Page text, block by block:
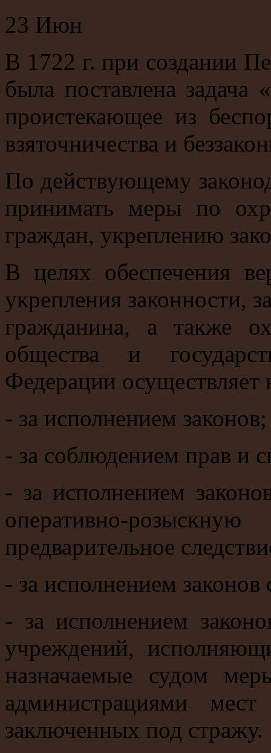
23 Июн
В 1722 г. при создании
была поставлена задача
проистекающее из
взяточничества и
По действующему
принимать меры по
граждан, укреплению
В целях обеспечения
укрепления законности,
гражданина, а также
общества и
Федерации осуществляет
- за исполнением законов;
- за соблюдением прав и
- за исполнением
оперативно-
предварительное
- за исполнением
- за исполнением
учреждений,
назначаемые судом
администрациями
заключенных под стражу.